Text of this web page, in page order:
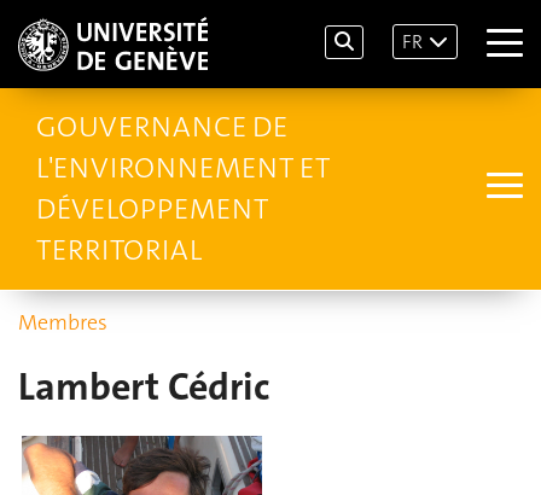
FR
GOUVERNANCE DE
L'ENVIRONNEMENT ET
DÉVELOPPEMENT
TERRITORIAL
Membres
Lambert Cédric